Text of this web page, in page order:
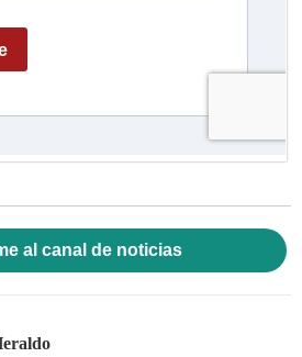
al canal de noticias